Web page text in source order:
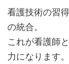
看護技術の習
の統合。
これが看護師
力になります。